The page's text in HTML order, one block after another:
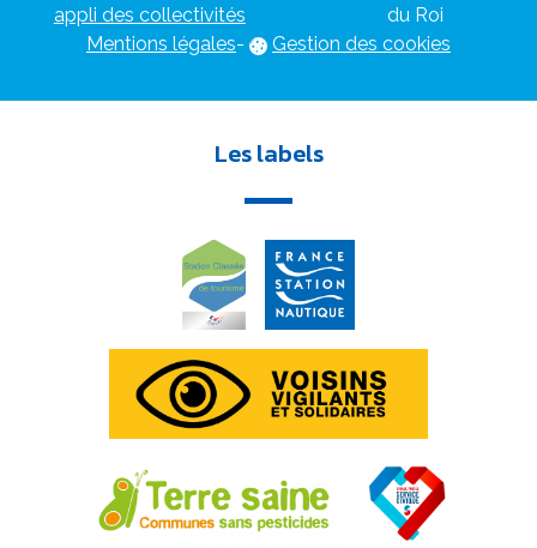
appli des collectivités
du Roi
Mentions légales- Gestion des cookies
Les labels